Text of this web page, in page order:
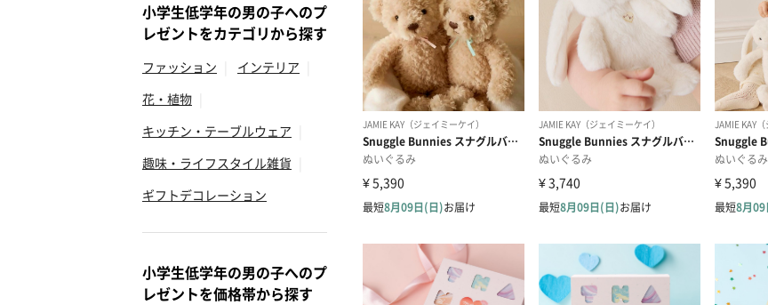
小学生低学年の男の子へのプ
レゼントをカテゴリから探す
ファッション インテリア
花・植物
キッチン・テーブルウェア
趣味・ライフスタイル雑貨
ギフトデコレーション
小学生低学年の男の子へのプ
レゼントを価格帯から探す